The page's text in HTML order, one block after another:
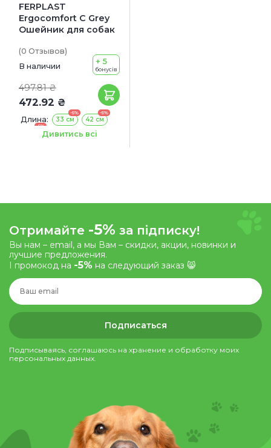
FERPLAST
Ergocomfort C Grey
Ошейник для собак
(0 Отзывов)
В наличии
497.81 ₴
472.92 ₴
+ 5
бонусів
Длина:
-5%
33 см
-5%
42 см
-5%
Дивитись всі
Отримайте -5% за підписку!
Вы нам – email, а мы Вам – скидки, акции, новинки и
лучшие предложения.
І промокод на -5% на следующий заказ 😸
Подписаться
Подписываясь, соглашаюсь на хранение и обработку моих
персональных данных.